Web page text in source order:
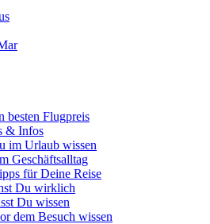
besten Flugpreis
& Infos
im Urlaub wissen
Geschäftsalltag
für Deine Reise
Du wirklich
Du wissen
dem Besuch wissen